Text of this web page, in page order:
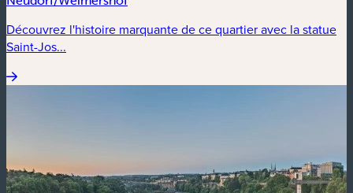
Découvrez l'histoire marquante de ce quartier avec la statue
Saint-Jos...